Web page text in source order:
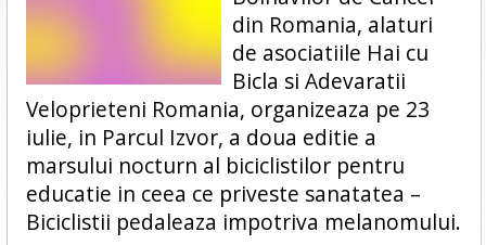
din Romania, alaturi
de asociatiile Hai cu
Bicla si Adevaratii
Veloprieteni Romania, organizeaza pe 23
iulie, in Parcul Izvor, a doua editie a
marsului nocturn al biciclistilor pentru
educatie in ceea ce priveste sanatatea –
Biciclistii pedaleaza impotriva melanomului.